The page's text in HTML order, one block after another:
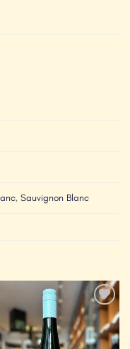
, Sauvignon Blanc
Add to
Wishlist